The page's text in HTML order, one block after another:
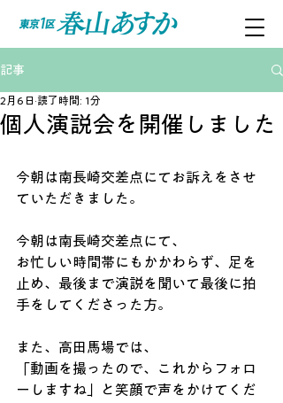
記事
個人演説会を開催しました
2月6日 読了時間: 1分
今朝は南長崎交差点にてお訴えをさせ
ていただきました。
今朝は南長崎交差点にて、
お忙しい時間帯にもかかわらず、足を
止め、最後まで演説を聞いて最後に拍
手をしてくださった方。
また、高田馬場では、
「動画を撮ったので、これからフォロ
ーしますね」と笑顔で声をかけてくだ